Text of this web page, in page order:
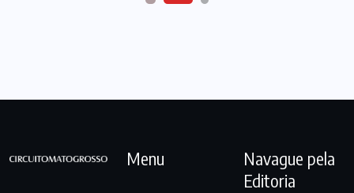
Menu
Navague pela
Editoria